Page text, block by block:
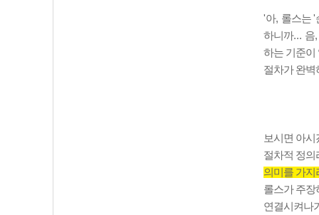
'아, 롤스는'
하니까... 음
하는 기준이
절차가 완벽
보시면 아
절차적 정의
의미를 가지
롤스가 주
연결시켜나